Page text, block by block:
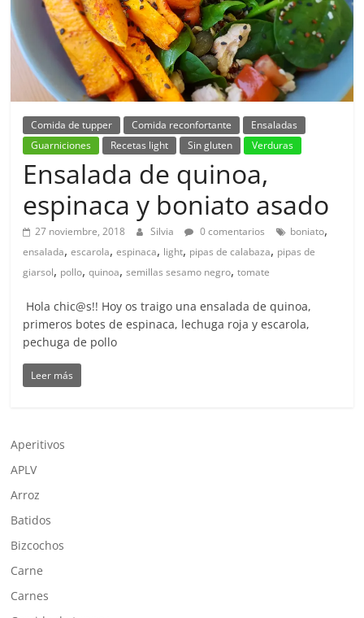
Comida de tupper Comida reconfortante
Ensaladas
Guarniciones
Recetas light Sin gluten Verduras
Ensalada de quinoa,
espinaca y boniato asado
27 noviembre, 2018 Silvia 0 comentarios boniato,
ensalada,escarola,espinaca, light, pipas de calabaza, pipas de
giarsol, pollo,quinoa,semillas sesamo negro,tomate
Hola chic@s!! Hoy os traigo una ensalada de quinoa,
primeros botes de espinaca, lechuga roja y escarola,
pechuga de pollo
Leer más
Aperitivos
APLV
Arroz
Batidos
Bizcochos
Carne
Carnes